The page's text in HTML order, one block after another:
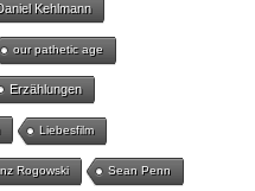
Kehlmann
our pathetic age
Erzählungen
Liebesfilm
Rogowski Sean Penn